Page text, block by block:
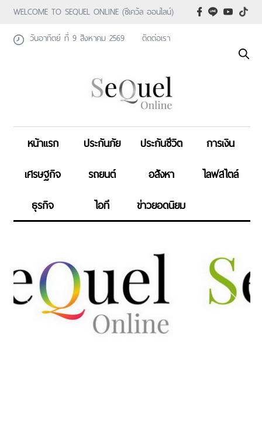
WELCOME TO SEQUEL ONLINE (ซีเคว้ล ออนไลน์)
วันอาทิตย์ ที่ 9 สิงหาคม 2569
ติดต่อเรา
หน้าแรก ประกันภัย ประกันชีวิต
การเงิน
เศรษฐกิจ
รถยนต์ อสังหา
ไลฟสไตล์
ธุรกิจ
ไอที ข่าวยอดนิยม